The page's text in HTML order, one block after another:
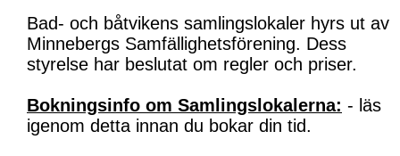
Bad- och båtvikens samlingslokaler hyrs ut av
Minnebergs Samfällighetsförening. Dess
styrelse har beslutat om regler och priser.
Bokningsinfo om Samlingslokalerna: - läs
igenom detta innan du bokar din tid.